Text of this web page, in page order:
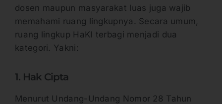
dosen maupun masyarakat luas juga wajib
memahami ruang lingkupnya. Secara umum,
ruang lingkup HaKI terbagi menjadi dua
kategori. Yakni:
1. Hak Cipta
Menurut Undang-Undang Nomor 28 Tahun